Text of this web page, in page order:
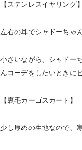
【ステンレスイヤリング】
左右の耳でシャドーちゃ
小さいながら、シャドー
んコーデをしたいときに
【裏毛カーゴスカート】
少し厚めの生地なので、